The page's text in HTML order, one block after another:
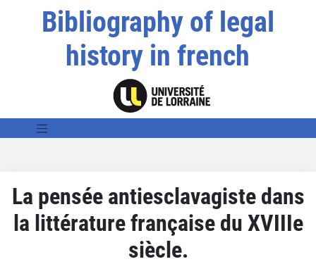
Bibliography of legal
history in french
La pensée antiesclavagiste dans
la littérature française du XVIIIe
siècle.